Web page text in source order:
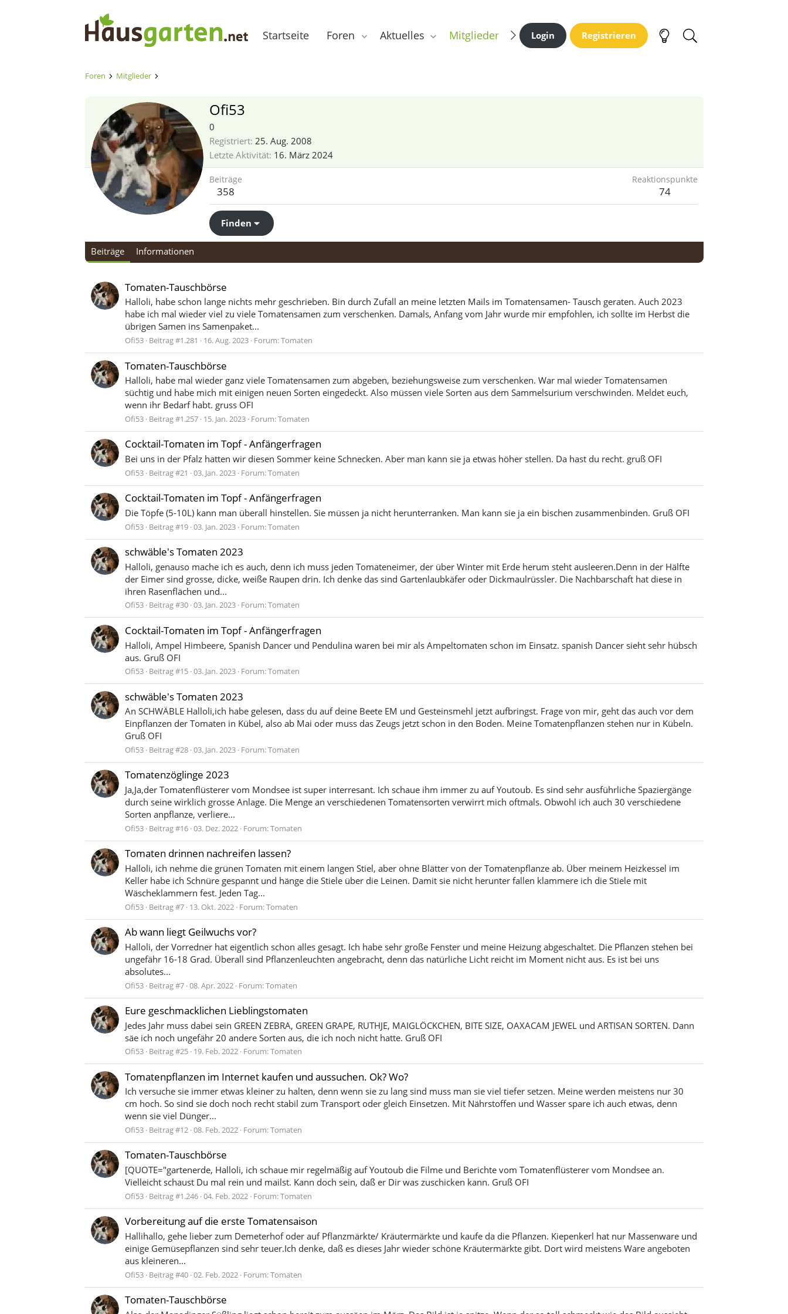
Startseite Foren Aktuelles Mitglieder Login Registrieren
Foren Mitglieder
Ofi53
0
Registriert 25. Aug. 2008
Letzte Aktivität 16. März 2024
Beiträge
358
Reaktionspunkte
74
Finden
Beiträge Informationen
Tomaten-Tauschbörse
Halloli, habe schon lange nichts mehr geschrieben. Bin durch Zufall an meine letzten Mails im Tomatensamen- Tausch geraten. Auch 2023
habe ich mal wieder viel zu viele Tomatensamen zum verschenken. Damals, Anfang vom Jahr wurde mir empfohlen, ich sollte im Herbst die
übrigen Samen ins Samenpaket...
Ofi53 Beitrag #1.281 16. Aug. 2023 Forum:Tomaten
Tomaten-Tauschbörse
Halloli, habe mal wieder ganz viele Tomatensamen zum abgeben, beziehungsweise zum verschenken. War mal wieder Tomatensamen
süchtig und habe mich mit einigen neuen Sorten eingedeckt. Also müssen viele Sorten aus dem Sammelsurium verschwinden. Meldet euch,
wenn ihr Bedarf habt. gruss OFI
Ofi53 Beitrag #1.257 15. Jan. 2023 Forum:Tomaten
Cocktail-Tomaten im Topf - Anfängerfragen
Bei uns in der Pfalz hatten wir diesen Sommer keine Schnecken. Aber man kann sie ja etwas höher stellen. Da hast du recht. gruß OFI
Ofi53 Beitrag #21 03. Jan. 2023 Forum:Tomaten
Cocktail-Tomaten im Topf - Anfängerfragen
Die Töpfe (5-10L) kann man überall hinstellen. Sie müssen ja nicht herunterranken. Man kann sie ja ein bischen zusammenbinden. Gruß OFI
Ofi53 Beitrag #19 03. Jan. 2023 Forum:Tomaten
schwäble's Tomaten 2023
Halloli, genauso mache ich es auch, denn ich muss jeden Tomateneimer, der über Winter mit Erde herum steht ausleeren.Denn in der Hälfte
der Eimer sind grosse, dicke, weiße Raupen drin. Ich denke das sind Gartenlaubkäfer oder Dickmaulrüssler. Die Nachbarschaft hat diese in
ihren Rasenflächen und...
Ofi53 Beitrag #30 03. Jan. 2023 Forum:Tomaten
Cocktail-Tomaten im Topf - Anfängerfragen
Halloli, Ampel Himbeere, Spanish Dancer und Pendulina waren bei mir als Ampeltomaten schon im Einsatz. spanish Dancer sieht sehr hübsch
aus. Gruß OFI
Ofi53 Beitrag #15 03. Jan. 2023 Forum:Tomaten
schwäble's Tomaten 2023
An SCHWÄBLE Halloli,ich habe gelesen, dass du auf deine Beete EM und Gesteinsmehl jetzt aufbringst. Frage von mir, geht das auch vor dem
Einpflanzen der Tomaten in Kübel, also ab Mai oder muss das Zeugs jetzt schon in den Boden. Meine Tomatenpflanzen stehen nur in Kübeln.
Gruß OFI
Ofi53 Beitrag #28 03. Jan. 2023 Forum:Tomaten
Tomatenzöglinge 2023
Ja,Ja,der Tomatenflüsterer vom Mondsee ist super interresant. Ich schaue ihm immer zu auf Youtoub. Es sind sehr ausführliche Spaziergänge
durch seine wirklich grosse Anlage. Die Menge an verschiedenen Tomatensorten verwirrt mich oftmals. Obwohl ich auch 30 verschiedene
Sorten anpflanze, verliere...
Ofi53 Beitrag #16 03. Dez. 2022 Forum:Tomaten
Tomaten drinnen nachreifen lassen?
Halloli, ich nehme die grünen Tomaten mit einem langen Stiel, aber ohne Blätter von der Tomatenpflanze ab. Über meinem Heizkessel im
Keller habe ich Schnüre gespannt und hänge die Stiele über die Leinen. Damit sie nicht herunter fallen klammere ich die Stiele mit
Wäscheklammern fest. Jeden Tag...
Ofi53 Beitrag #7 13. Okt. 2022 Forum:Tomaten
Ab wann liegt Geilwuchs vor?
Halloli, der Vorredner hat eigentlich schon alles gesagt. Ich habe sehr große Fenster und meine Heizung abgeschaltet. Die Pflanzen stehen bei
ungefähr 16-18 Grad. Überall sind Pflanzenleuchten angebracht, denn das natürliche Licht reicht im Moment nicht aus. Es ist bei uns
absolutes...
Ofi53 Beitrag #7 08. Apr. 2022 Forum:Tomaten
Eure geschmacklichen Lieblingstomaten
Jedes Jahr muss dabei sein GREEN ZEBRA, GREEN GRAPE, RUTHJE, MAIGLÖCKCHEN, BITE SIZE, OAXACAM JEWEL und ARTISAN SORTEN. Dann
säe ich noch ungefähr 20 andere Sorten aus, die ich noch nicht hatte. Gruß OFI
Ofi53 Beitrag #25 19. Feb. 2022 Forum:Tomaten
Tomatenpflanzen im Internet kaufen und aussuchen. Ok? Wo?
Ich versuche sie immer etwas kleiner zu halten, denn wenn sie zu lang sind muss man sie viel tiefer setzen. Meine werden meistens nur 30
cm hoch. So sind sie doch noch recht stabil zum Transport oder gleich Einsetzen. Mit Nährstoffen und Wasser spare ich auch etwas, denn
wenn sie viel Dünger...
Ofi53 Beitrag #12 08. Feb. 2022 Forum:Tomaten
Tomaten-Tauschbörse
[QUOTE="gartenerde, Halloli, ich schaue mir regelmäßig auf Youtoub die Filme und Berichte vom Tomatenflüsterer vom Mondsee an.
Vielleicht schaust Du mal rein und mailst. Kann doch sein, daß er Dir was zuschicken kann. Gruß OFI
Ofi53 Beitrag #1.246 04. Feb. 2022 Forum:Tomaten
Vorbereitung auf die erste Tomatensaison
Hallihallo, gehe lieber zum Demeterhof oder auf Pflanzmärkte/ Kräutermärkte und kaufe da die Pflanzen. Kiepenkerl hat nur Massenware und
einige Gemüsepflanzen sind sehr teuer.Ich denke, daß es dieses Jahr wieder schöne Kräutermärkte gibt. Dort wird meistens Ware angeboten
aus kleineren...
Ofi53 Beitrag #40 02. Feb. 2022 Forum:Tomaten
Tomaten-Tauschbörse